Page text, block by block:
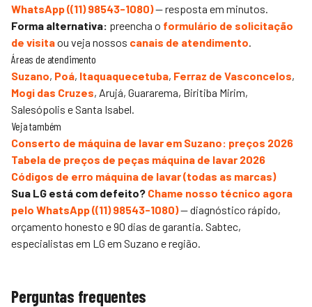
WhatsApp ((11) 98543-1080)— resposta em minutos.
Forma alternativa: preencha o formulário de solicitação
de visitaou veja nossos canais de atendimento.
Áreas de atendimento
Suzano, Poá, Itaquaquecetuba, Ferraz de Vasconcelos,
Mogi das Cruzes, Arujá, Guararema, Biritiba Mirim,
Salesópolis e Santa Isabel.
Veja também
Conserto de máquina de lavar em Suzano: preços 2026
Tabela de preços de peças máquina de lavar 2026
Códigos de erro máquina de lavar (todas as marcas)
Sua LG está com defeito? Chame nosso técnico agora
pelo WhatsApp ((11) 98543-1080)— diagnóstico rápido,
orçamento honesto e 90 dias de garantia. Sabtec,
especialistas em LG em Suzano e região.
Perguntas frequentes